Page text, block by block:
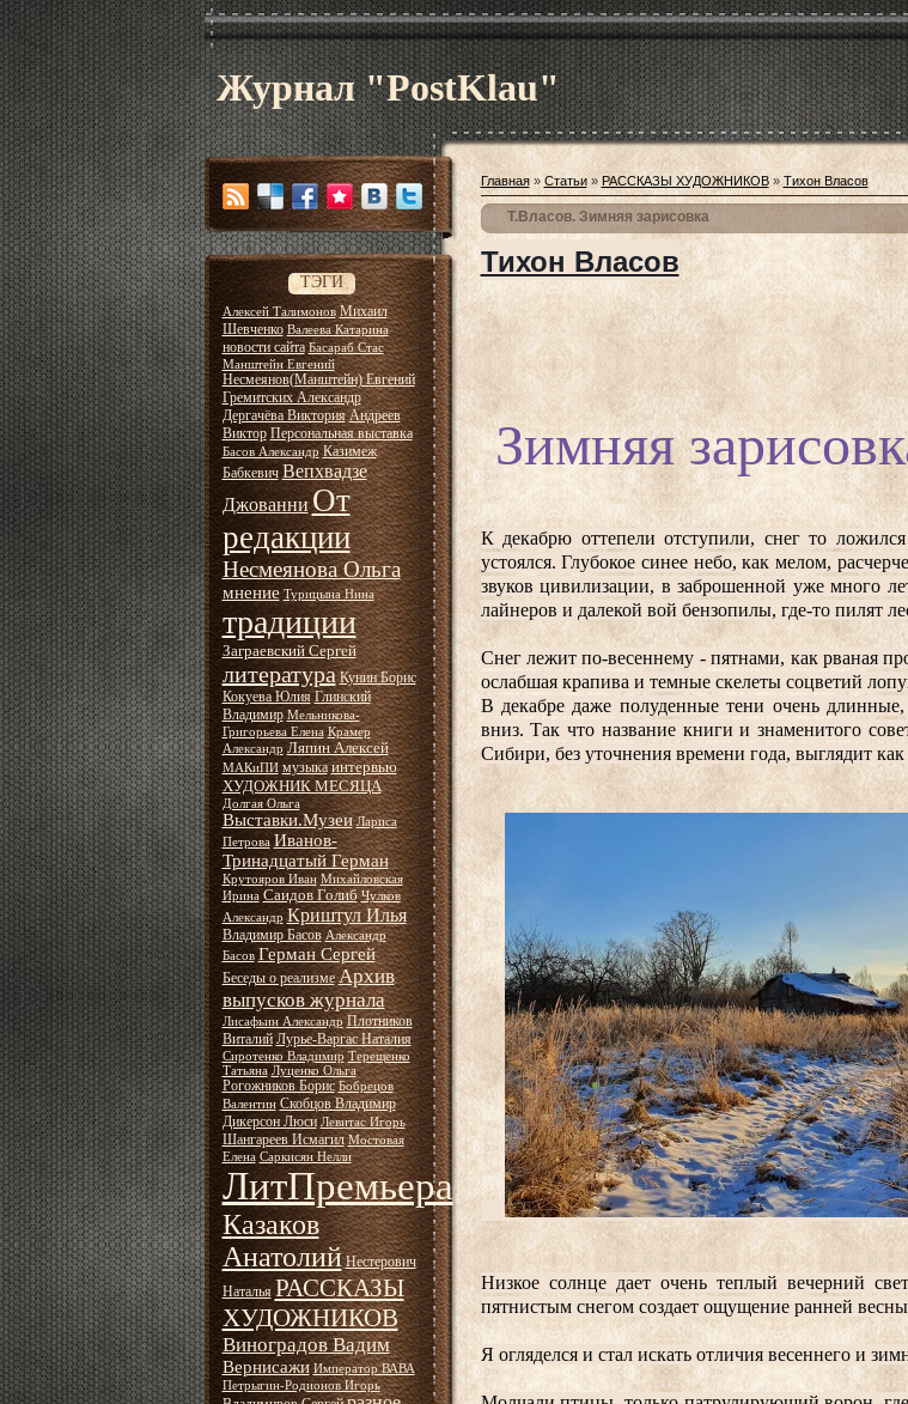
Журнал "PostKlau"
ТЭГИ
Алексей Талимонов Михаил
Шевченко Валеева Катарина
новости сайта Басараб Стас
Манштейн Евгений
Несмеянов(Манштейн) Евгений
Гремитских Александр
Дергачёва Виктория Андреев
Виктор Персональная выставка
Басов Александр Казимеж
Бабкевич Вепхвадзе
ДжованниОт
редакции
Несмеянова Ольга
мнение Турицына Нина
традиции
Заграевский Сергей
литература Кунин Борис
Кокуева Юлия Глинский
Владимир Мельникова-
Григорьева Елена Крамер
Александр Ляпин Алексей
МАКиПИ музыка интервью
ХУДОЖНИК МЕСЯЦА
Долгая Ольга
Выставки.Музеи Лариса
Петрова Иванов-
Тринадцатый Герман
Крутояров Иван Михайловская
Ирина Саидов Голиб Чулков
Александр Криштул Илья
Владимир Басов Александр
Басов Герман Сергей
Беседы о реализме Архив
выпусков журнала
Лисафьин Александр Плотников
Виталий Лурье-Варгас Наталия
Сиротенко Владимир Терещенко
Татьяна Луценко Ольга
Рогожников Борис Бобрецов
Валентин Скобцов Владимир
Дикерсон Люси Левитас Игорь
Шангареев Исмагил Мостовая
Елена Саркисян Нелли
ЛитПремьера
Казаков
Анатолий Нестерович
Наталья РАССКАЗЫ
ХУДОЖНИКОВ
Виноградов Вадим
Вернисажи Император ВАВА
Петрыгин-Родионов Игорь
Главная» Статьи» РАССКАЗЫ ХУДОЖНИКОВ» Тихон Власов
Т.Власов. Зимняя зарисовка
Тихон Власов
Зимняя
К декабрю оттепели отступили, снег то
устоялся. Глубокое синее небо, как мелом,
звуков цивилизации, в заброшенной уже много
лайнеров и далекой вой бензопилы, где-то пилят
Снег лежит по-весеннему - пятнами, как рваная
ослабшая крапива и темные скелеты соцветий
В декабре даже полуденные тени очень
вниз. Так что название книги и знаменитого
Сибири, без уточнения времени года, выглядит
Низкое солнце дает очень теплый вечерний
пятнистым снегом создает ощущение ранней
Я огляделся и стал искать отличия весеннего и